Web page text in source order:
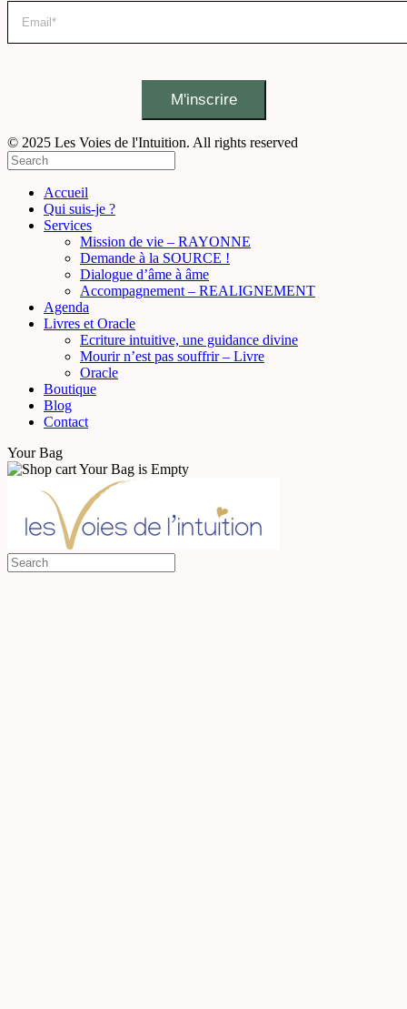
© 2025 Les Voies de l'Intuition. All rights reserved
Accueil
Qui suis-je ?
Services
Mission de vie – RAYONNE
Demande à la SOURCE !
Dialogue d’âme à âme
Accompagnement – REALIGNEMENT
Agenda
Livres et Oracle
Ecriture intuitive, une guidance divine
Mourir n’est pas souffrir – Livre
Oracle
Boutique
Blog
Contact
Your Bag
Your Bag is Empty